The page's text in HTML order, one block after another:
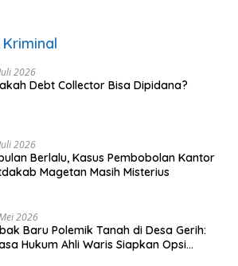
2026
Debt Collector Bisa Dipidana?
2026
Berlalu, Kasus Pembobolan Kantor
Magetan Masih Misterius
2026
Baru Polemik Tanah di Desa Gerih:
Hukum Ahli Waris Siapkan Opsi